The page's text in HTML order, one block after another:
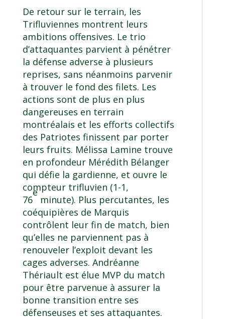
De retour sur le terrain, les
Trifluviennes montrent leurs
ambitions offensives. Le trio
d’attaquantes parvient à pénétrer
la défense adverse à plusieurs
reprises, sans néanmoins parvenir
à trouver le fond des filets. Les
actions sont de plus en plus
dangereuses en terrain
montréalais et les efforts collectifs
des Patriotes finissent par porter
leurs fruits. Mélissa Lamine trouve
en profondeur Mérédith Bélanger
qui défie la gardienne, et ouvre le
compteur trifluvien (1-1,
76
e
minute). Plus percutantes, les
coéquipières de Marquis
contrôlent leur fin de match, bien
qu’elles ne parviennent pas à
renouveler l’exploit devant les
cages adverses. Andréanne
Thériault est élue MVP du match
pour être parvenue à assurer la
bonne transition entre ses
défenseuses et ses attaquantes.